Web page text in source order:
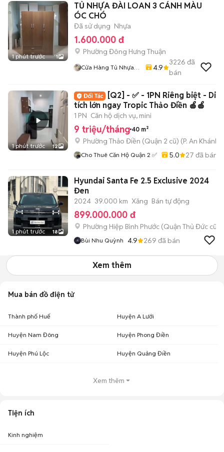
1 phút trước 1
TỦ NHỰA ĐÀI LOAN 3 CÁNH MÀU
ÓC CHÓ
Đã sử dụng Nhựa
1.600.000 đ
Phường Đông Hưng Thuận
Cửa Hàng Tủ Nhựa
4.9
3226 đã
bán
1 phút trước 12
[Q2] - ✅ - 1PN Riêng biệt -
tích lớn ngay Tropic Thảo Điền 🍎🍎
1 PN Căn hộ dịch vụ, mini
9 triệu/tháng 40 m²
Phường Thảo Điền (Quận 2 cũ) (P. An Khánh
Cho Thuê Căn Hộ Quận 2 ✅ 5.0 27 đã bán
1 phút trước 18
Hyundai Santa Fe 2.5 Exclusive 2024
Đen
2024 39.000 km Xăng Bán tự động
899.000.000 đ
Phường Hiệp Bình Phước (Quận Thủ Đức cũ)
Bùi Nhu Quỳnh 4.9 269 đã bán
Xem thêm
Mua bán đồ điện tử
Thành phố Huế Huyện A Lưới
Huyện Nam Đông Huyện Phong Điền
Huyện Phú Lộc Huyện Quảng Điền
Xem thêm
Tiện ích
Kinh nghiệm